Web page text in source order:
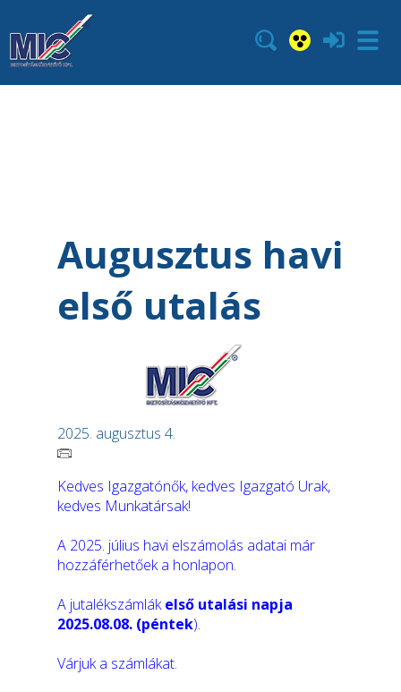
Augusztus havi
első utalás
2025. augusztus 4.
Kedves Igazgatónők, kedves Igazgató Urak,
kedves Munkatársak!
A 2025. július havi elszámolás adatai már
hozzáférhetőek a honlapon.
A jutalékszámlákelső utalási napja
2025.08.08. (péntek).
Várjuk a számlákat.